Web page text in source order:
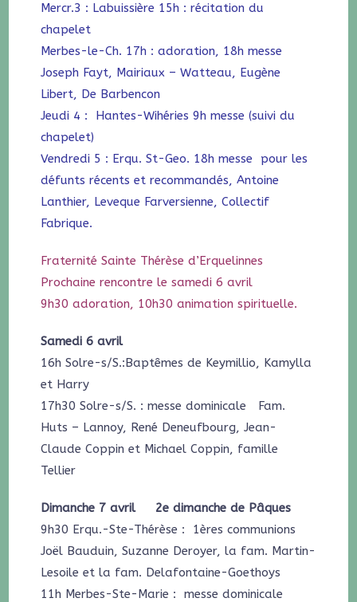
Mercr.3 : Labuissière 15h : récitation du
chapelet
Merbes-le-Ch. 17h : adoration, 18h messe
Joseph Fayt, Mairiaux – Watteau, Eugène
Libert, De Barbencon
Jeudi 4 : Hantes-Wihéries 9h messe (suivi du
chapelet)
Vendredi 5 : Erqu. St-Geo. 18h messe pour les
défunts récents et recommandés, Antoine
Lanthier, Leveque Farversienne, Collectif
Fabrique.
Fraternité Sainte Thérèse d’Erquelinnes
Prochaine rencontre le samedi 6 avril
9h30 adoration, 10h30 animation spirituelle.
Samedi 6 avril
16h Solre-s/S.:Baptêmes de Keymillio, Kamylla
et Harry
17h30 Solre-s/S. : messe dominicale Fam.
Huts – Lannoy, René Deneufbourg, Jean-
Claude Coppin et Michael Coppin, famille
Tellier
Dimanche 7 avril 2e dimanche de Pâques
9h30 Erqu.-Ste-Thérèse : 1ères communions
Joël Bauduin, Suzanne Deroyer, la fam. Martin-
Lesoile et la fam. Delafontaine-Goethoys
11h Merbes-Ste-Marie : messe dominicale